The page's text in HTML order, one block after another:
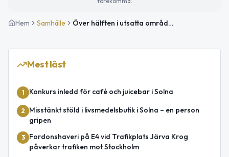
Hem Samhälle Över hälften i utsatta områden i Stockholm har funderat på att lämna Sverige
Mest läst
1 Konkurs inledd för café och juicebar i Solna
2
Misstänkt stöld i livsmedelsbutik i Solna – en person
gripen
3
Fordonshaveri på E4 vid Trafikplats Järva Krog
påverkar trafiken mot Stockholm